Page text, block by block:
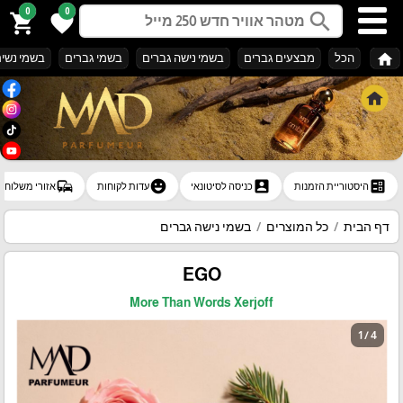
search
0
favorite
0
shopping_cart
home הכל מבצעים גברים בשמי נישה גברים בשמי גברים בשמי
ballotהיסטוריית הזמנות account_boxכניסה לסיטונאי emoji_emotionsעדות לקוחות commuteאזורי משלוח
דף הבית כל המוצרים בשמי נישה גברים
EGO
More Than Words Xerjoff
1 / 4